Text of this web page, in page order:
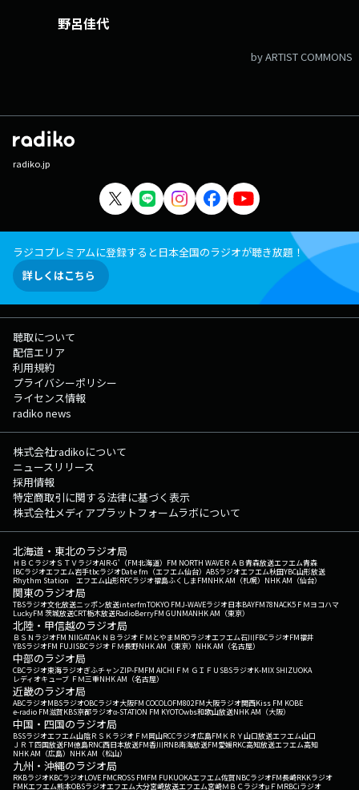
野呂佳代
by ARTIST COMMONS
radiko.jp
ラジコプレミアムに登録すると日本全国のラジオが聴き放題！
詳しくはこちら
聴取について
配信エリア
利用規約
プライバシーポリシー
ライセンス情報
radiko news
株式会社radikoについて
ニュースリリース
採用情報
特定商取引に関する法律に基づく表示
株式会社メディアプラットフォームラボについて
北海道・東北のラジオ局
ＨＢＣラジオＳＴＶラジオAIR-G'（FM北海道） FM NORTH WAVEＲＡＢ青森放送エフエム青森
IBCラジオエフエム岩手tbcラジオDate fm（エフエム仙台） ABSラジオエフエム秋田YBC山形放送
Rhythm Station エフエム山形RFCラジオ福島ふくしまFMNHK AM（札幌） NHK AM（仙台）
関東のラジオ局
TBSラジオ文化放送ニッポン放送interfmTOKYO FMJ-WAVEラジオ日本BAYFM78NACK5 ＦＭヨコハマ
LuckyFM 茨城放送CRT栃木放送RadioBerryFM GUNMANHK AM（東京）
北陸・甲信越のラジオ局
ＢＳＮラジオFM NIIGATAＫＮＢラジオ ＦＭとやまMROラジオエフエム石川FBCラジオFM福井
YBSラジオFM FUJISBCラジオ ＦＭ長野NHK AM（東京） NHK AM（名古屋）
中部のラジオ局
CBCラジオ東海ラジオぎふチャンZIP-FMFM AICHI ＦＭ ＧＩＦＵ SBSラジオK-MIX SHIZUOKA
レディオキューブ ＦＭ三重NHK AM（名古屋）
近畿のラジオ局
ABCラジオMBSラジオOBCラジオ大阪FM COCOLOFM802FM大阪ラジオ関西Kiss FM KOBE
e-radio FM滋賀KBS京都ラジオα-STATION FM KYOTOwbs和歌山放送NHK AM（大阪）
中国・四国のラジオ局
BSSラジオエフエム山陰ＲＳＫラジオ ＦＭ岡山RCCラジオ広島FM ＫＲＹ山口放送エフエム山口
ＪＲＴ四国放送FM徳島RNC西日本放送FM香川RNB南海放送FM愛媛RKC高知放送エフエム高知
NHK AM（広島） NHK AM（松山）
九州・沖縄のラジオ局
RKBラジオKBCラジオLOVE FMCROSS FMFM FUKUOKAエフエム佐賀NBCラジオFM長崎RKKラジオ
FMKエフエム熊本OBSラジオエフエム大分宮崎放送エフエム宮崎ＭＢＣラジオμＦＭRBCiラジオ